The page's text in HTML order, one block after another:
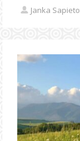
Janka